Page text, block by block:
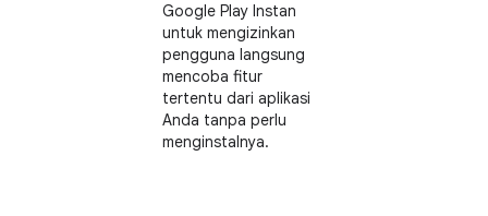
Google Play Instan
untuk mengizinkan
pengguna langsung
mencoba fitur
tertentu dari aplikasi
Anda tanpa perlu
menginstalnya.